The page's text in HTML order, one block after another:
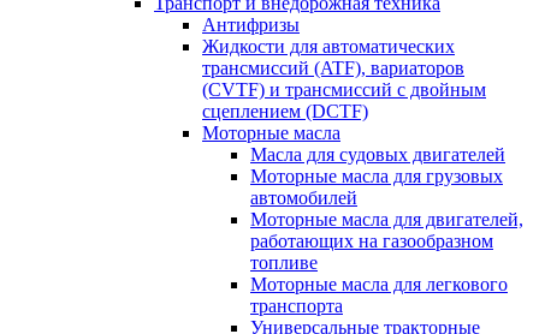
Антифризы
Жидкости для автоматических
трансмиссий (ATF), вариаторов
(CVTF) и трансмиссий с двойным
сцеплением (DCTF)
Моторные масла
Масла для судовых двигателей
Моторные масла для грузовых
автомобилей
Моторные масла для двигателей,
работающих на газообразном
топливе
Моторные масла для легкового
транспорта
Универсальные тракторные